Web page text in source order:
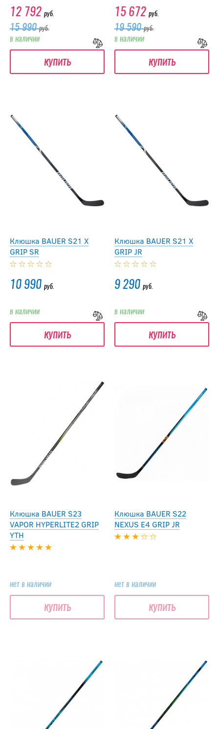
12 792 руб.
15 990руб.
в наличии
купить
15 672 руб.
19 590руб.
в наличии
купить
Клюшка BAUER S21 X
GRIP SR
10 990 руб.
в наличии
купить
Клюшка BAUER S21 X
GRIP JR
9 290 руб.
в наличии
купить
Клюшка BAUER S23
VAPOR HYPERLITE2 GRIP
YTH
нет в наличии
купить
Клюшка BAUER S22
NEXUS E4 GRIP JR
нет в наличии
купить